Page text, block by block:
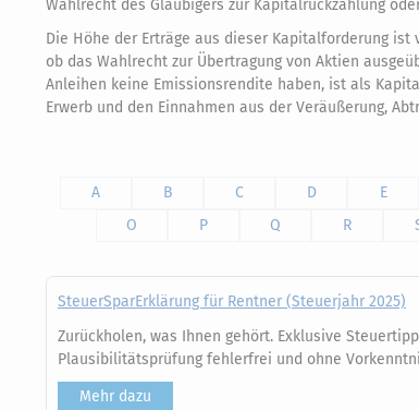
Wahlrecht des Gläubigers zur Kapitalrückzahlung
Die Höhe der Erträge aus dieser Kapitalforderung
ob das Wahlrecht zur Übertragung von Aktien
Anleihen keine Emissionsrendite haben, ist als
Erwerb und den Einnahmen aus der Veräußerung,
A
B C D E
O
P Q R
SteuerSparErklärung für Rentner (Steuerjahr 2025)
Zurückholen, was Ihnen gehört. Exklusive
Plausibilitätsprüfung fehlerfrei und ohne
Mehr dazu